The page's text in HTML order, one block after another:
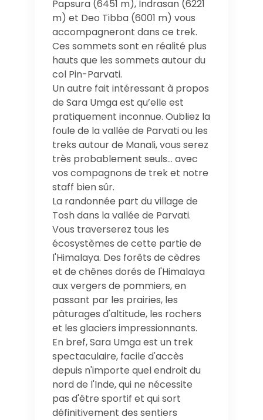
Papsura (6451 m), Indrasan (6221
m) et Deo Tibba (6001 m) vous
accompagneront dans ce trek.
Ces sommets sont en réalité plus
hauts que les sommets autour du
col Pin-Parvati.
Un autre fait intéressant à propos
de Sara Umga est qu’elle est
pratiquement inconnue. Oubliez la
foule de la vallée de Parvati ou les
treks autour de Manali, vous serez
très probablement seuls… avec
vos compagnons de trek et notre
staff bien sûr.
La randonnée part du village de
Tosh dans la vallée de Parvati.
Vous traverserez tous les
écosystèmes de cette partie de
l'Himalaya. Des forêts de cèdres
et de chênes dorés de l'Himalaya
aux vergers de pommiers, en
passant par les prairies, les
pâturages d'altitude, les rochers
et les glaciers impressionnants.
En bref, Sara Umga est un trek
spectaculaire, facile d'accès
depuis n'importe quel endroit du
nord de l'Inde, qui ne nécessite
pas d'être sportif et qui sort
définitivement des sentiers